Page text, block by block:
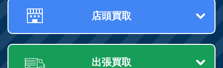
店頭買取
出張買取